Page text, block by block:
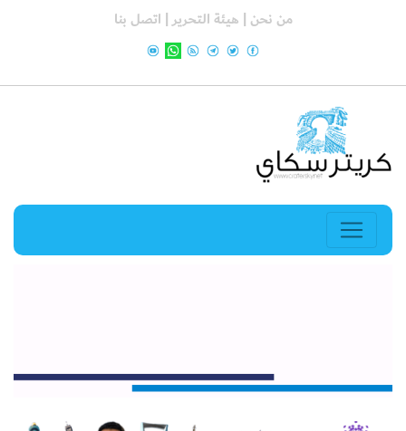
من نحن | هيئة التحرير | اتصل بنا